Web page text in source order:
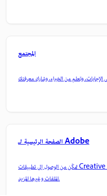
المجتمع
الصفحة الرئيسية لـ Adobe
تمكّن من الوصول إلى تطبيقات Creative Cloud وخدماتها المفضلة بالإضافة إلى إدارة
الملفات وغيرها المزيد.